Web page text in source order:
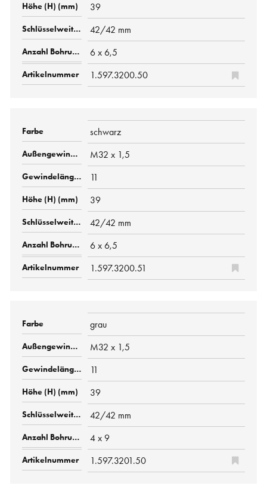
39
42/42 mm
6 x 6,5
1.597.3200.50
schwarz
M32 x 1,5
11
39
42/42 mm
6 x 6,5
1.597.3200.51
grau
M32 x 1,5
11
39
42/42 mm
4 x 9
1.597.3201.50